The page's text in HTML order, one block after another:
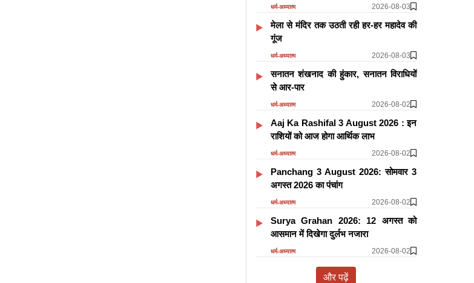
धर्म-अध्यात्म 2026-08-03
मेला से मंदिर तक उठती रही हर-हर महादेव की
गूंज
धर्म-अध्यात्म 2026-08-03
सनातन शंखनाद की हुंकार, सनातन विराधियों
से आर-पार
धर्म-अध्यात्म 2026-08-02
Aaj Ka Rashifal 3 August 2026 : इन
राशियों को आज होगा आर्थिक लाभ
धर्म-अध्यात्म 2026-08-02
Panchang 3 August 2026: सोमवार 3
अगस्त 2026 का पंचांग
धर्म-अध्यात्म 2026-08-02
Surya Grahan 2026: 12 अगस्त को
आसमान में दिखेगा दुर्लभ नजारा
धर्म-अध्यात्म 2026-08-02
और पढ़ें